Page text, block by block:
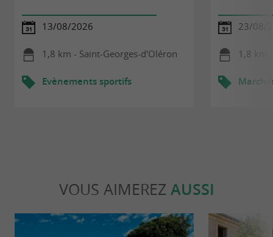
13/08/2026
1,8 km - Saint-Georges-d'Oléron
Evènements sportifs
23/08/
1,8 km
VOUS AIMEREZ AUSSI